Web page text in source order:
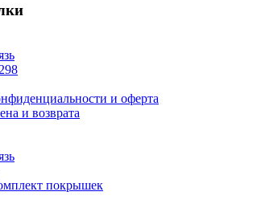
и оферта
и возврата
покрышек